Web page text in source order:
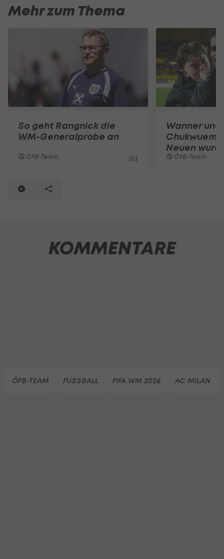
Mehr zum Thema
So geht Rangnick die
WM-Generalprobe an
ÖFB-Team 3
Wanner und
Neuen
ÖFB-Team
KOMMENTARE
ÖFB-TEAM FUSSBALL FIFA WM 2026 AC MILAN